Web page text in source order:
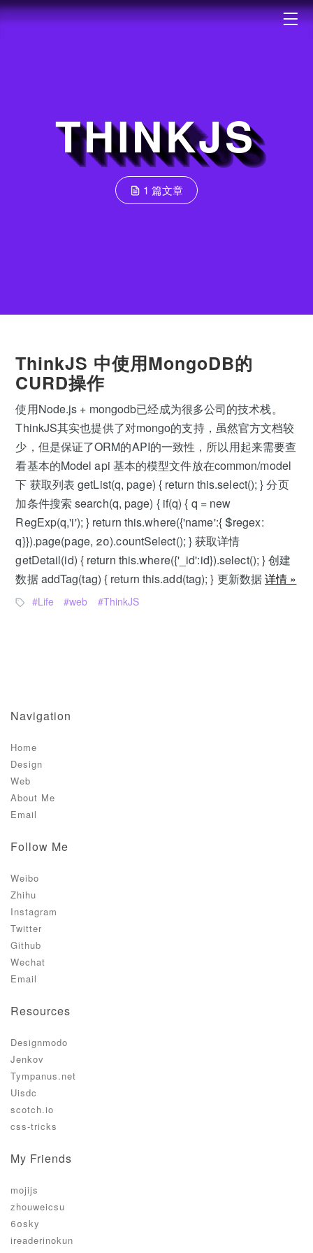
THINKJS
1 篇文章
ThinkJS 中使用MongoDB的
CURD操作
使用Node.js + mongodb已经成为很多公司的技术栈。
ThinkJS其实也提供了对mongo的支持，虽然官方文档较
少，但是保证了ORM的API的一致性，所以用起来需要查
看基本的Model api 基本的模型文件放在common/model
下 获取列表 getList(q, page) { return this.select(); } 分页
加条件搜索 search(q, page) { if(q) { q = new
RegExp(q,'i'); } return this.where({'name':{ $regex:
q}}).page(page, 20).countSelect(); } 获取详情
getDetail(id) { return this.where({'_id':id}).select(); } 创建
数据 addTag(tag) { return this.add(tag); } 更新数据详情 »
Life web ThinkJS
Navigation
Home
Design
Web
About Me
Email
Follow Me
Weibo
Zhihu
Instagram
Twitter
Github
Wechat
Email
Resources
Designmodo
Jenkov
Tympanus.net
Uisdc
scotch.io
css-tricks
My Friends
mojijs
zhouweicsu
60sky
ireaderinokun